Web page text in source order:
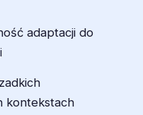
adaptacji do
kontekstach